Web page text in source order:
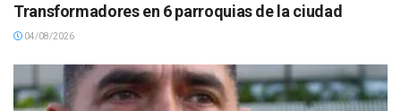
Transformadores en 6 parroquias de la ciudad
04/08/2026